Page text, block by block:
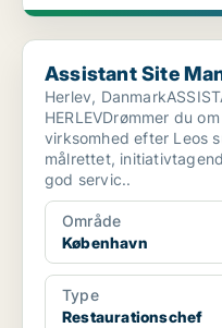
Assistant Site Manager -
Assistant Site
Herlev,
HERLEVDrømmer du
virksomhed efter Leos
målrettet,
god servic..
Område
København
Type
Restaurationschef